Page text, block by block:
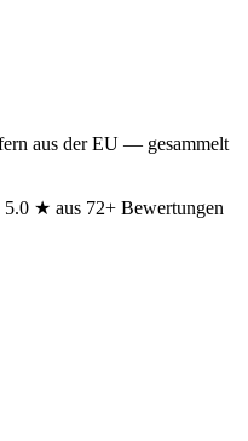
aus der EU — gesammelt
5.0 ★ aus 72+ Bewertungen